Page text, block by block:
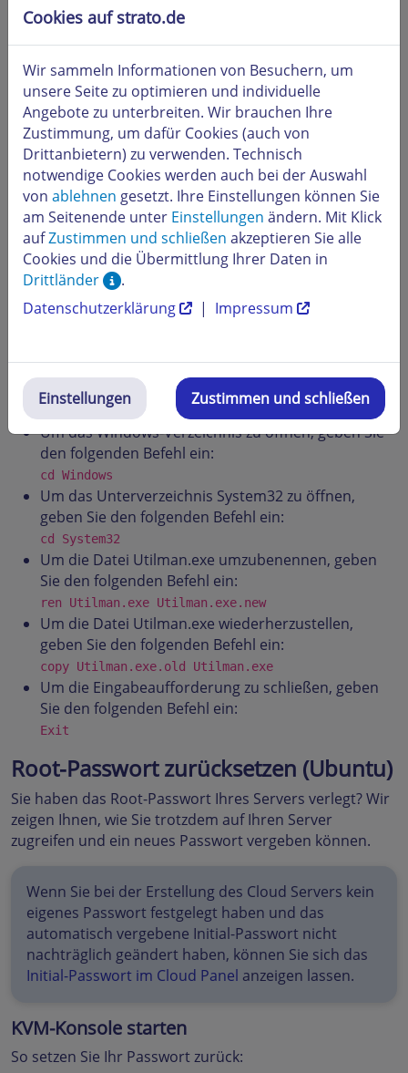
C:\Windows\system32\utilman.exe.
Utilman.exe wiederherstellen
Nach der Änderung des Passworts muss die Datei
Utilman.exe wiederhergestellt werden. Dies wird in den
folgenden Schritten beschrieben.
Wechseln Sie in das Cloud Panel und führen Sie
einen Neustart durch.
Öffnen Sie die KVM-Konsole.
Drücken Sie eine beliebige Taste, um das
Betriebssystem von der DVD zu booten.
Klicken Sie aufNext.
Drücken Sie die Taste R.
Wählen Sie die Option Troubleshoot.
Um auf das Laufwerk D:\ zu wechseln, geben Sie
den folgenden Befehl ein:
Um das Windows-Verzeichnis zu öffnen, geben Sie
den folgenden Befehl ein:
cd Windows
Um das Unterverzeichnis System32 zu öffnen,
geben Sie den folgenden Befehl ein:
cd System32
Um die Datei Utilman.exe umzubenennen, geben
Sie den folgenden Befehl ein:
ren Utilman.exe Utilman.exe.new
Um die Datei Utilman.exe wiederherzustellen,
geben Sie den folgenden Befehl ein:
copy Utilman.exe.old Utilman.exe
Um die Eingabeaufforderung zu schließen, geben
Sie den folgenden Befehl ein:
Exit
Root-Passwort zurücksetzen (Ubuntu)
Sie haben das Root-Passwort Ihres Servers verlegt? Wir
zeigen Ihnen, wie Sie trotzdem auf Ihren Server
zugreifen und ein neues Passwort vergeben können.
Wenn Sie bei der Erstellung des Cloud Servers kein
eigenes Passwort festgelegt haben und das
automatisch vergebene Initial-Passwort nicht
nachträglich geändert haben, können Sie sich das
Initial-Passwort im Cloud Panel anzeigen lassen.
KVM-Konsole starten
So setzen Sie Ihr Passwort zurück:
Cookies auf strato.de
Wir sammeln Informationen von Besuchern, um
unsere Seite zu optimieren und individuelle
Angebote zu unterbreiten. Wir brauchen Ihre
Zustimmung, um dafür Cookies (auch von
Drittanbietern) zu verwenden. Technisch
notwendige Cookies werden auch bei der Auswahl
von ablehnen gesetzt. Ihre Einstellungen können Sie
am Seitenende unter Einstellungen ändern. Mit Klick
aufZustimmen und schließen akzeptieren Sie alle
Cookies und die Übermittlung Ihrer Daten in
Drittländer
.
Datenschutzerklärung
| Impressum
Einstellungen Zustimmen und schließen